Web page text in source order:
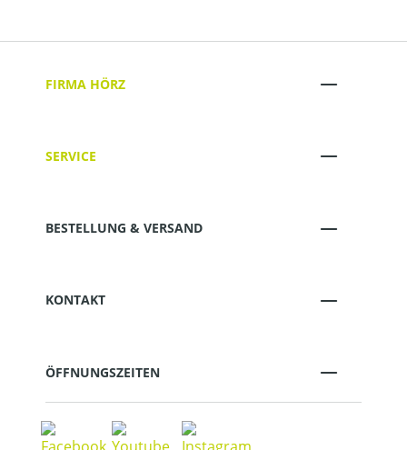
FIRMA HÖRZ
SERVICE
BESTELLUNG & VERSAND
KONTAKT
ÖFFNUNGSZEITEN